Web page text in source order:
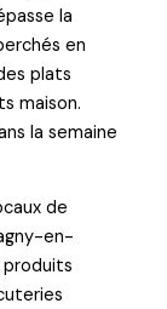
la
en
plats
maison.
la semaine
de
en-